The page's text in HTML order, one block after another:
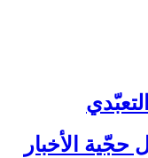
حجّية الأخبار